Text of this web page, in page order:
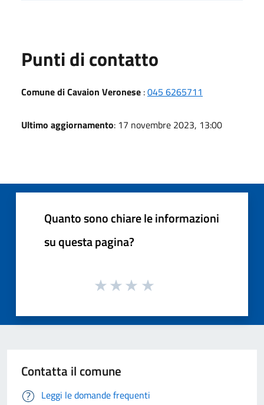
Punti di contatto
Comune di Cavaion Veronese :045 6265711
Ultimo aggiornamento: 17 novembre 2023, 13:00
Quanto sono chiare le informazioni
su questa pagina?
Contatta il comune
Leggi le domande frequenti